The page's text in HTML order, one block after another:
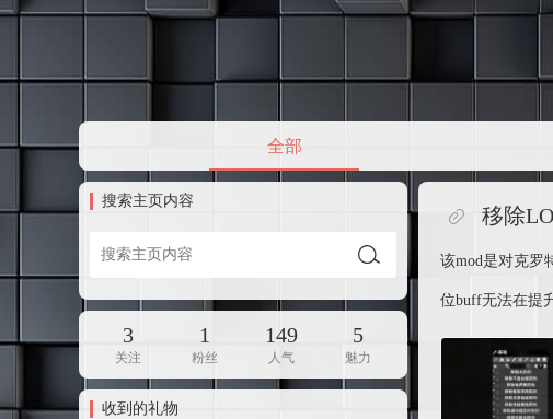
全部
搜索主页内容
3
关注
1
粉丝
149
人气
5
魅力
收到的礼物
移除
该mod是对克罗
位buff无法在提